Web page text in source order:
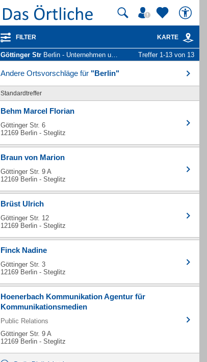
FILTER KARTE
Göttinger Str Berlin - Unternehmen und Personen Treffer 1-13 von 13
Andere Ortsvorschläge für "Berlin"
Standardtreffer
Behm Marcel Florian
Göttinger Str. 6
12169 Berlin - Steglitz
Braun von Marion
Göttinger Str. 9 A
12169 Berlin - Steglitz
Brüst Ulrich
Göttinger Str. 12
12169 Berlin - Steglitz
Finck Nadine
Göttinger Str. 3
12169 Berlin - Steglitz
Hoenerbach Kommunikation Agentur für
Kommunikationsmedien
Public Relations
Göttinger Str. 9 A
12169 Berlin - Steglitz